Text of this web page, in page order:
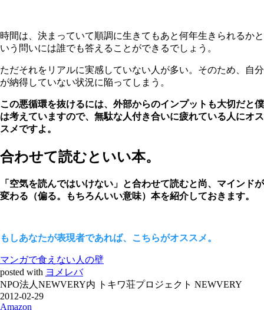
時間は、決まっていて順調に生きてもあと何年生きられるかと
いう問いには誰でも答えることができるでしょう。
ただそれをリアルに実感していない人が多い。そのため、自分
が納得していない状況に陥ってしまう。
この悪循環を抜けるには、外部からのインプットも大切だと僕
は考えていますので、無駄な人付き合いに疲れている人にオス
スメですよ。
合わせて読むといい本。
「空気を読んではいけない」と合わせて読むと尚、マインドが
変わる（偏る。もちろんいい意味）本を紹介しておきます。
もしあなたが表現者であれば、こちらがオススメ。
マンガで食えない人の壁
posted with ヨメレバ
NPO法人NEWVERY内 トキワ荘プロジェクト NEWVERY
2012-02-29
Amazon